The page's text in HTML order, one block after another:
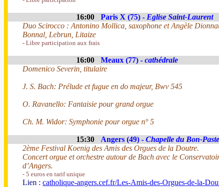
16:00 Paris X (75) - Eglise Saint-Laurent
Duo Scirocco : Antonino Mollica, saxophone et Angèle
Bonnal, Lebrun, Litaize
- Libre participation aux frais
16:00 Meaux (77) - cathédrale
Domenico Severin, titulaire
J. S. Bach: Prélude et fugue en do majeur, Bwv 545
O. Ravanello: Fantaisie pour grand orgue
Ch. M. Widor: Symphonie pour orgue n° 5
15:30 Angers (49) - Chapelle du Bon-
2ème Festival Koenig des Amis des Orgues de la Doutre.
Concert orgue et orchestre autour de Bach avec le
d’Angers.
- 5 euros en tarif unique
Lien : catholique-angers.cef.fr/Les-Amis-des-Orgues-de-la-